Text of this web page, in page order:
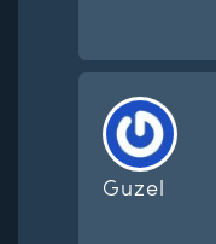
Guzel